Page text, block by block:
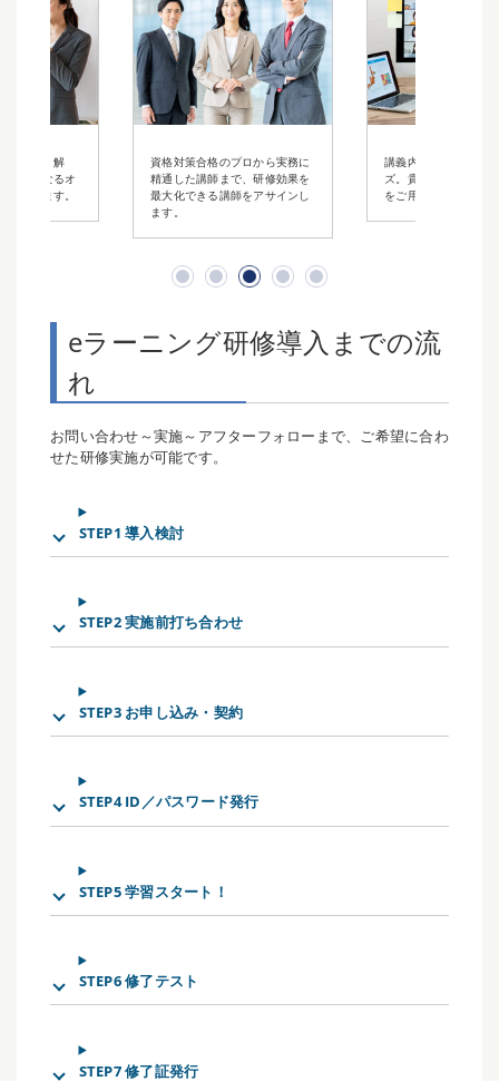
から実務に
、研修効果を
アサインし
講義内容は柔軟にカスタマイ
ズ。貴社だけのオリジナル研修
をご用意いたします。
講師派遣・WEB配信
ングから双方向オン
まで、最適な研修ス
eラーニング研修導入までの流
れ
お問い合わせ～実施～アフターフォローまで、ご希望に合わ
せた研修実施が可能です。
STEP1 導入検討
STEP2 実施前打ち合わせ
STEP3 お申し込み・契約
STEP4 ID／パスワード発行
STEP5 学習スタート！
STEP6 修了テスト
STEP7 修了証発行